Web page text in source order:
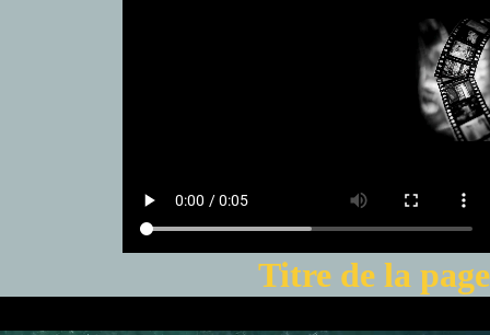
Titre de la page